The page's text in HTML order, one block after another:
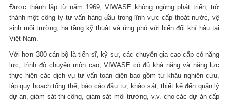
Được thành lập từ năm 1969, VIWASE không ngừng phát triển, trở
thành một công ty tư vấn hàng đầu trong lĩnh vực cấp thoát nước, vệ
sinh môi trường, hạ tầng kỹ thuật và ứng phó với biến đổi khí hậu tại
Việt Nam.
Với hơn 300 cán bộ là tiến sĩ, kỹ sư, các chuyên gia cao cấp có năng
lực, trình độ chuyên môn cao, VIWASE có đủ khả năng và năng lực
thực hiện các dịch vụ tư vấn toàn diện bao gồm từ khâu nghiên cứu,
lập quy hoạch tổng thể, báo cáo đầu tư; khảo sát; thiết kế đến quản lý
dự án, giám sát thi công, giám sát môi trường, v.v. cho các dự án cấp